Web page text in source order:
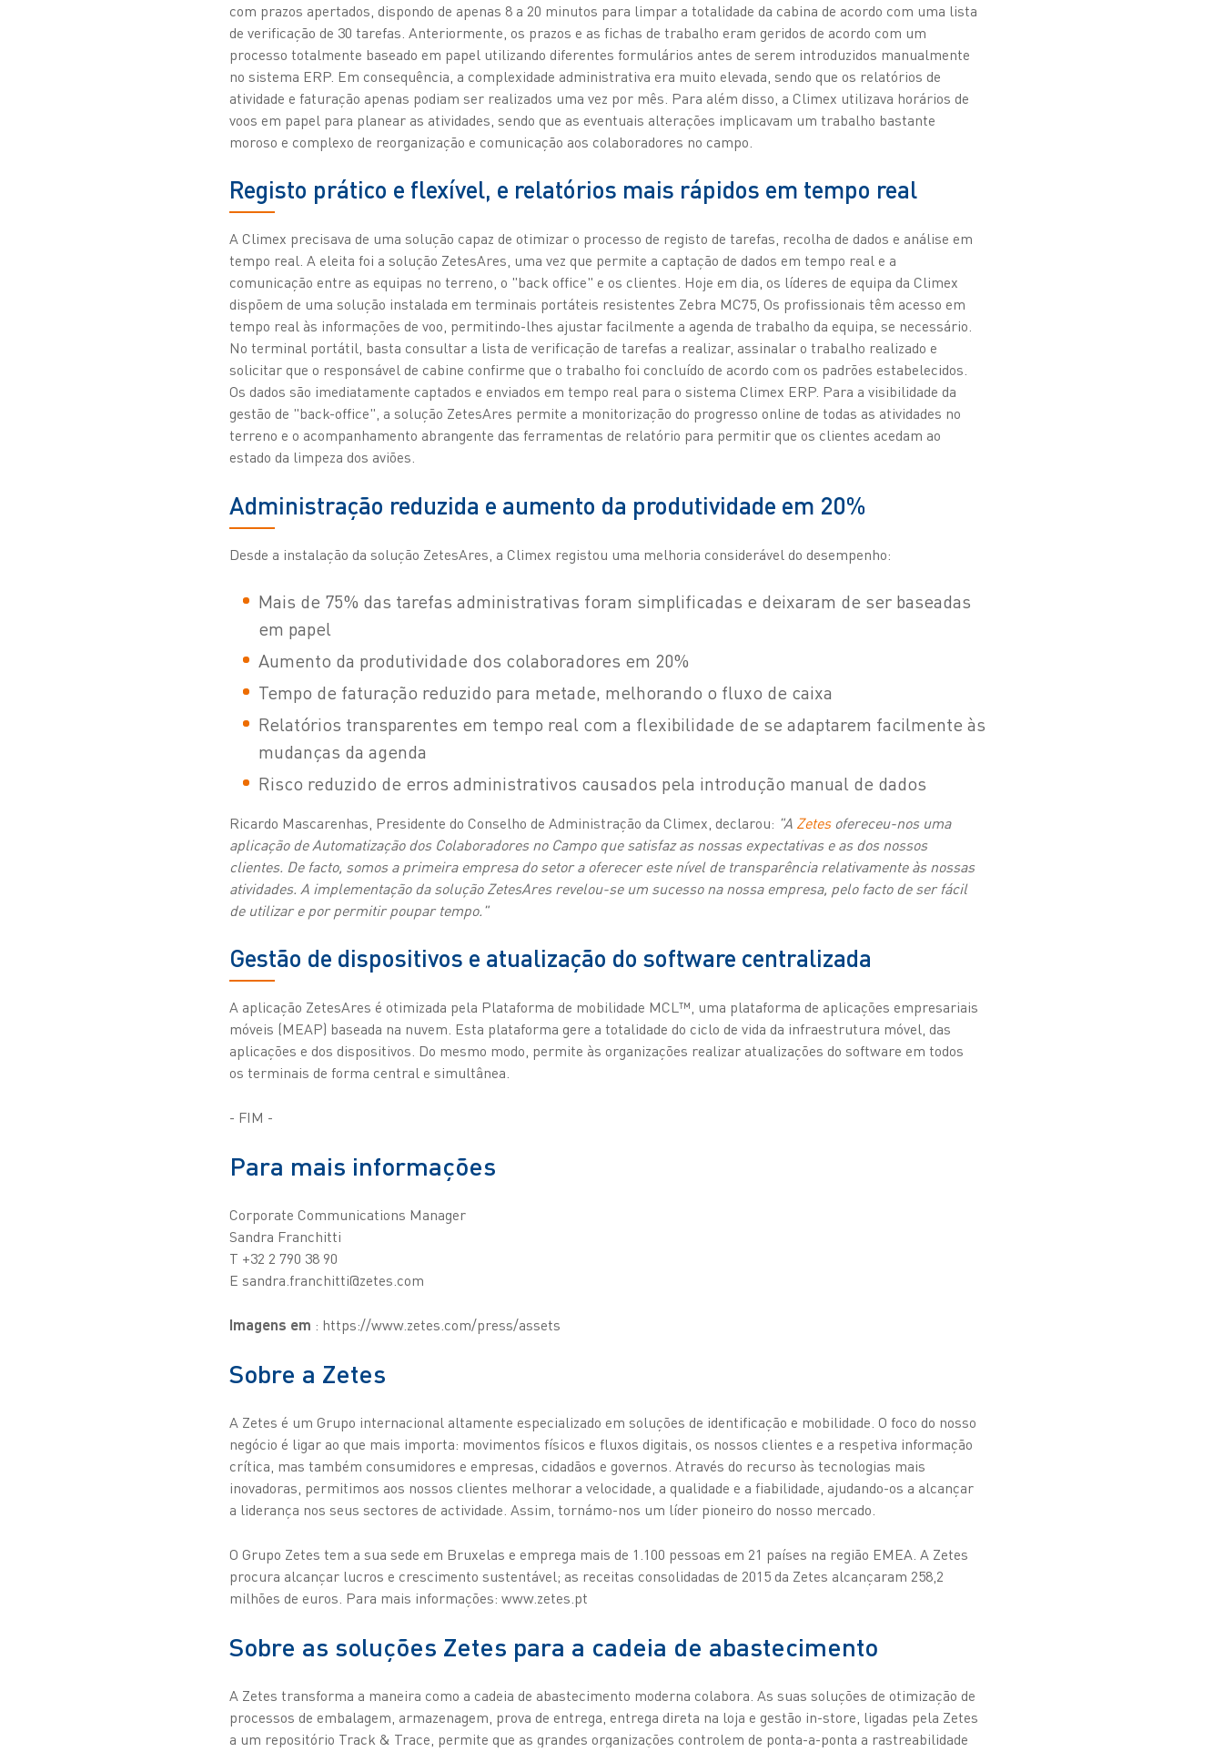
com prazos apertados, dispondo de apenas 8 a 20 minutos para limpar a totalidade da cabina de acordo com uma lista
de verificação de 30 tarefas. Anteriormente, os prazos e as fichas de trabalho eram geridos de acordo com um
processo totalmente baseado em papel utilizando diferentes formulários antes de serem introduzidos manualmente
no sistema ERP. Em consequência, a complexidade administrativa era muito elevada, sendo que os relatórios de
atividade e faturação apenas podiam ser realizados uma vez por mês. Para além disso, a Climex utilizava horários de
voos em papel para planear as atividades, sendo que as eventuais alterações implicavam um trabalho bastante
moroso e complexo de reorganização e comunicação aos colaboradores no campo.
Registo prático e flexível, e relatórios mais rápidos em tempo real
A Climex precisava de uma solução capaz de otimizar o processo de registo de tarefas, recolha de dados e análise em
tempo real. A eleita foi a solução ZetesAres, uma vez que permite a captação de dados em tempo real e a
comunicação entre as equipas no terreno, o "back office" e os clientes. Hoje em dia, os líderes de equipa da Climex
dispõem de uma solução instalada em terminais portáteis resistentes Zebra MC75, Os profissionais têm acesso em
tempo real às informações de voo, permitindo-lhes ajustar facilmente a agenda de trabalho da equipa, se necessário.
No terminal portátil, basta consultar a lista de verificação de tarefas a realizar, assinalar o trabalho realizado e
solicitar que o responsável de cabine confirme que o trabalho foi concluído de acordo com os padrões estabelecidos.
Os dados são imediatamente captados e enviados em tempo real para o sistema Climex ERP. Para a visibilidade da
gestão de "back-office", a solução ZetesAres permite a monitorização do progresso online de todas as atividades no
terreno e o acompanhamento abrangente das ferramentas de relatório para permitir que os clientes acedam ao
estado da limpeza dos aviões.
Administração reduzida e aumento da produtividade em 20%
Desde a instalação da solução ZetesAres, a Climex registou uma melhoria considerável do desempenho:
Mais de 75% das tarefas administrativas foram simplificadas e deixaram de ser baseadas
em papel
Aumento da produtividade dos colaboradores em 20%
Tempo de faturação reduzido para metade, melhorando o fluxo de caixa
Relatórios transparentes em tempo real com a flexibilidade de se adaptarem facilmente às
mudanças da agenda
Risco reduzido de erros administrativos causados pela introdução manual de dados
Ricardo Mascarenhas, Presidente do Conselho de Administração da Climex, declarou: "A Zetesofereceu-nos uma
aplicação de Automatização dos Colaboradores no Campo que satisfaz as nossas expectativas e as dos nossos
clientes. De facto, somos a primeira empresa do setor a oferecer este nível de transparência relativamente às nossas
atividades. A implementação da solução ZetesAres revelou-se um sucesso na nossa empresa, pelo facto de ser fácil
de utilizar e por permitir poupar tempo."
Gestão de dispositivos e atualização do software centralizada
A aplicação ZetesAres é otimizada pela Plataforma de mobilidade MCL™, uma plataforma de aplicações empresariais
móveis (MEAP) baseada na nuvem. Esta plataforma gere a totalidade do ciclo de vida da infraestrutura móvel, das
aplicações e dos dispositivos. Do mesmo modo, permite às organizações realizar atualizações do software em todos
os terminais de forma central e simultânea.
- FIM -
Para mais informações
Corporate Communications Manager
Sandra Franchitti
T +32 2 790 38 90
E sandra.franchitti@zetes.com
Imagens em : https://www.zetes.com/press/assets
Sobre a Zetes
A Zetes é um Grupo internacional altamente especializado em soluções de identificação e mobilidade. O foco do nosso
negócio é ligar ao que mais importa: movimentos físicos e fluxos digitais, os nossos clientes e a respetiva informação
crítica, mas também consumidores e empresas, cidadãos e governos. Através do recurso às tecnologias mais
inovadoras, permitimos aos nossos clientes melhorar a velocidade, a qualidade e a fiabilidade, ajudando-os a alcançar
a liderança nos seus sectores de actividade. Assim, tornámo-nos um líder pioneiro do nosso mercado.
O Grupo Zetes tem a sua sede em Bruxelas e emprega mais de 1.100 pessoas em 21 países na região EMEA. A Zetes
procura alcançar lucros e crescimento sustentável; as receitas consolidadas de 2015 da Zetes alcançaram 258,2
milhões de euros. Para mais informações: www.zetes.pt
Sobre as soluções Zetes para a cadeia de abastecimento
A Zetes transforma a maneira como a cadeia de abastecimento moderna colabora. As suas soluções de otimização de
processos de embalagem, armazenagem, prova de entrega, entrega direta na loja e gestão in-store, ligadas pela Zetes
a um repositório Track & Trace, permite que as grandes organizações controlem de ponta-a-ponta a rastreabilidade